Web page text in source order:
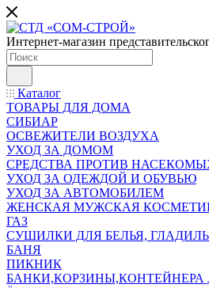
Интернет-магазин
Каталог
ТОВАРЫ ДЛЯ ДОМА
СИБИАР
ОСВЕЖИТЕЛИ ВОЗДУХА
УХОД ЗА ДОМОМ
СРЕДСТВА ПРОТИВ
УХОД ЗА ОДЕЖДОЙ И ОБУВЬЮ
УХОД ЗА АВТОМОБИЛЕМ
ЖЕНСКАЯ МУЖСКАЯ
ГАЗ
СУШИЛКИ ДЛЯ БЕЛЬЯ,
БАНЯ
ПИКНИК
БАНКИ,КОРЗИНЫ,КОНТЕЙНЕРА